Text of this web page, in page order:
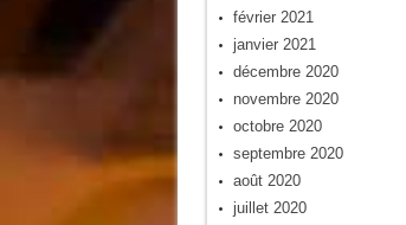
février 2021
janvier 2021
décembre 2020
novembre 2020
octobre 2020
septembre 2020
août 2020
juillet 2020